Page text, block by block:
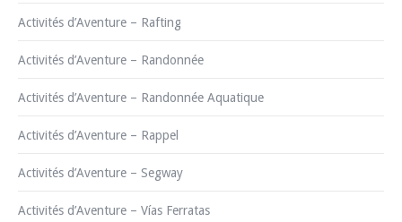
Activités d’Aventure – Rafting
Activités d’Aventure – Randonnée
Activités d’Aventure – Randonnée Aquatique
Activités d’Aventure – Rappel
Activités d’Aventure – Segway
Activités d’Aventure – Vías Ferratas